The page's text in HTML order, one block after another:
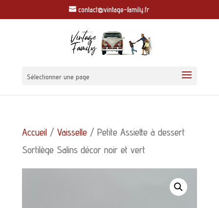
contact@vintage-family.fr
Sélectionner une page
Accueil/ Vaisselle/ Petite Assiette à dessert
Sortilège Salins décor noir et vert